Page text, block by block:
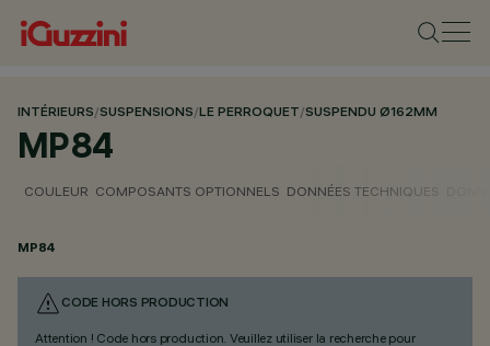
INTÉRIEURS/SUSPENSIONS/LE PERROQUET/SUSPENDU Ø162MM
MP84
COULEUR COMPOSANTS OPTIONNELS DONNÉES TECHNIQUES
MP84
CODE HORS PRODUCTION
Attention ! Code hors production. Veuillez utiliser la recherche pour